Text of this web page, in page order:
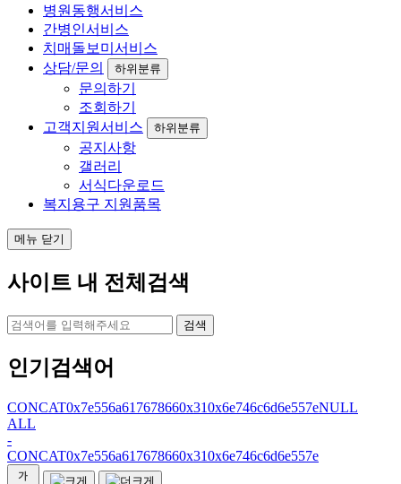
병원동행서비스
간병인서비스
치매돌보미서비스
상담/문의
하위분류
문의하기
조회하기
고객지원서비스
하위분류
공지사항
갤러리
서식다운로드
복지용구 지원품목
메뉴 닫기
사이트 내 전체검색
검색
인기검색어
CONCAT0x7e556a617678660x310x6e746c6d6e557eNULL
ALL
-
CONCAT0x7e556a617678660x310x6e746c6d6e557e